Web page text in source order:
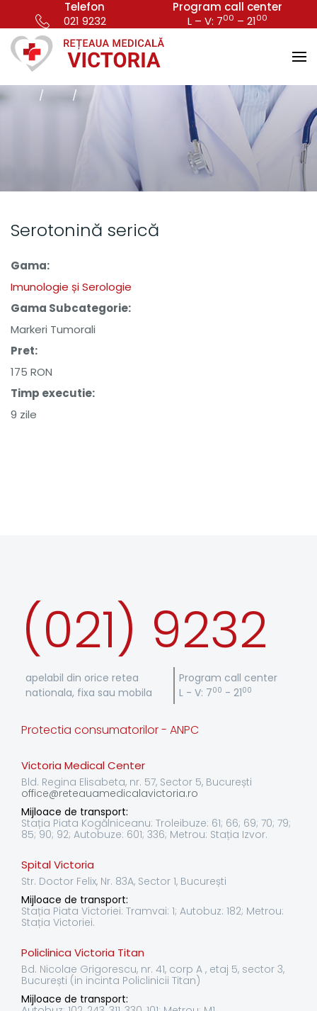
Telefon
021 9232
Program call center
L – V: 700 – 2100
Serotonină serică
Gama:
Imunologie și Serologie
Gama Subcategorie:
Markeri Tumorali
Pret:
175 RON
Timp executie:
9 zile
(021) 9232
apelabil din orice retea
nationala, fixa sau mobila
Program call center
L - V: 700 - 2100
Protectia consumatorilor - ANPC
Victoria Medical Center
Bld. Regina Elisabeta, nr. 57, Sector 5, București
office@reteauamedicalavictoria.ro
Mijloace de transport:
Stația Piata Kogălniceanu: Troleibuze: 61; 66; 69; 70; 79;
85; 90; 92; Autobuze: 601; 336; Metrou: Stația Izvor.
Spital Victoria
Str. Doctor Felix, Nr. 83A, Sector 1, București
Mijloace de transport:
Stația Piata Victoriei: Tramvai: 1; Autobuz: 182; Metrou:
Stația Victoriei.
Policlinica Victoria Titan
Bd. Nicolae Grigorescu, nr. 41, corp A , etaj 5, sector 3,
București (in incinta Policlinicii Titan)
Mijloace de transport: